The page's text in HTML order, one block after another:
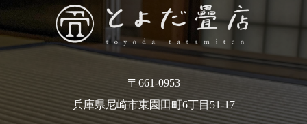
〒661-0953
兵庫県尼崎市東園田町6丁目51-17